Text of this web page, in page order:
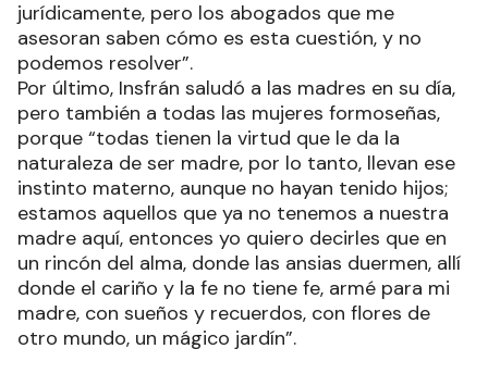
jurídicamente, pero los abogados que me
asesoran saben cómo es esta cuestión, y no
podemos resolver”.
Por último, Insfrán saludó a las madres en su día,
pero también a todas las mujeres formoseñas,
porque “todas tienen la virtud que le da la
naturaleza de ser madre, por lo tanto, llevan ese
instinto materno, aunque no hayan tenido hijos;
estamos aquellos que ya no tenemos a nuestra
madre aquí, entonces yo quiero decirles que en
un rincón del alma, donde las ansias duermen, allí
donde el cariño y la fe no tiene fe, armé para mi
madre, con sueños y recuerdos, con flores de
otro mundo, un mágico jardín”.